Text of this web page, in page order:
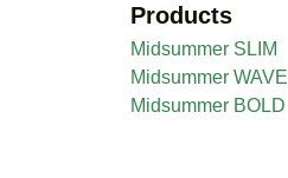
Products
Midsummer SLIM
Midsummer WAVE
Midsummer BOLD